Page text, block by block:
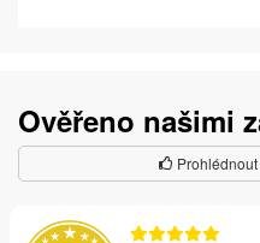
Ověřeno našimi